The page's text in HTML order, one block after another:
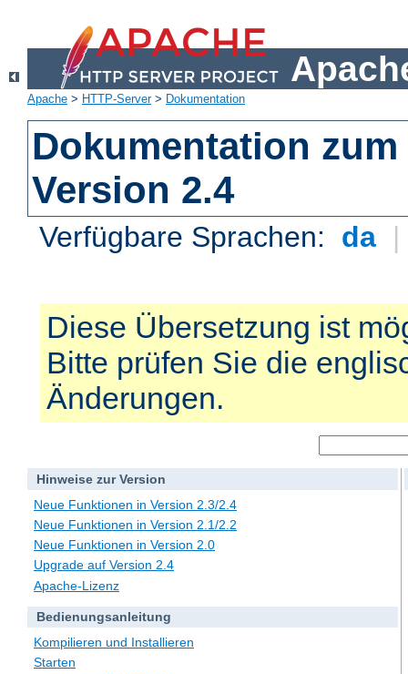
Apache > HTTP-Server> Dokumentation
Dokumentation zum
Version 2.4
Verfügbare Sprachen: da |
Diese Übersetzung ist
Bitte prüfen Sie die
Änderungen.
Hinweise zur Version
Neue Funktionen in Version 2.3/2.4
Neue Funktionen in Version 2.1/2.2
Neue Funktionen in Version 2.0
Upgrade auf Version 2.4
Apache-Lizenz
Bedienungsanleitung
Kompilieren und Installieren
Starten